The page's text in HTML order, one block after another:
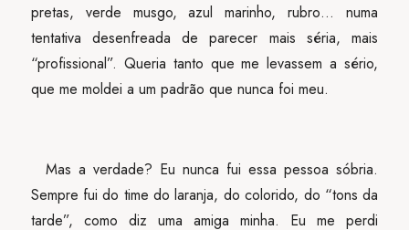
pretas, verde musgo, azul marinho, rubro… numa
tentativa desenfreada de parecer mais séria, mais
“profissional”. Queria tanto que me levassem a sério,
que me moldei a um padrão que nunca foi meu.
Mas a verdade? Eu nunca fui essa pessoa sóbria.
Sempre fui do time do laranja, do colorido, do “tons da
tarde”, como diz uma amiga minha. Eu me perdi